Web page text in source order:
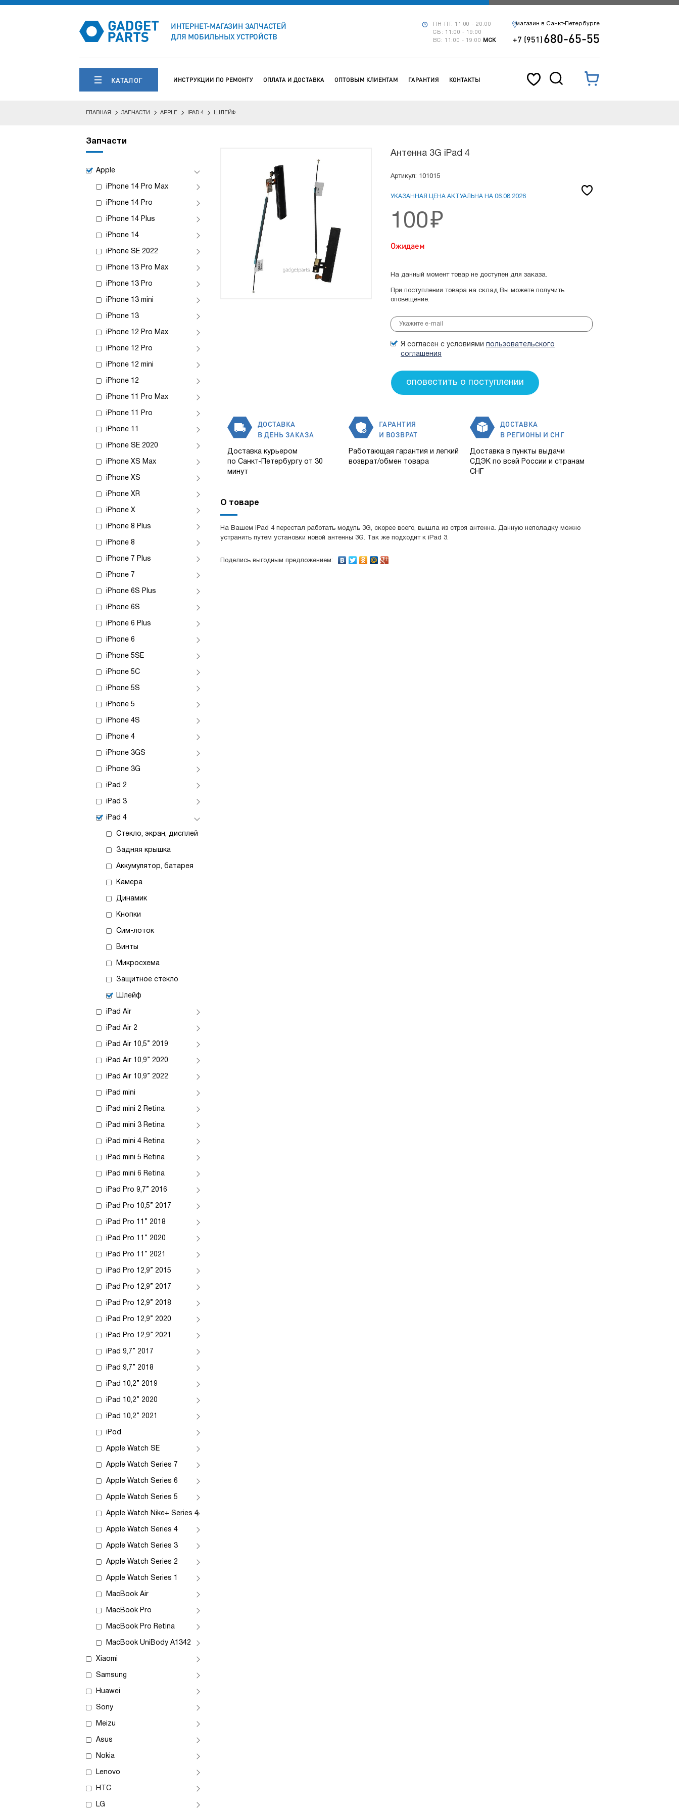
ИНТЕРНЕТ-МАГАЗИН ЗАПЧАСТЕЙ
ДЛЯ МОБИЛЬНЫХ УСТРОЙСТВ
ПН-ПТ: 11:00 - 20:00
СБ: 11:00 - 19:00
ВС: 11:00 - 19:00
МСК
магазин в Санкт-Петербурге
+7 (951)680-65-55
КАТАЛОГ ИНСТРУКЦИИ ПО РЕМОНТУ ОПЛАТА И ДОСТАВКА ОПТОВЫМ КЛИЕНТАМ ГАРАНТИЯ КОНТАКТЫ
ГЛАВНАЯ ЗАПЧАСТИ APPLE IPAD 4 ШЛЕЙФ
Запчасти
Apple
iPhone 14 Pro Max
iPhone 14 Pro
iPhone 14 Plus
iPhone 14
iPhone SE 2022
iPhone 13 Pro Max
iPhone 13 Pro
iPhone 13 mini
iPhone 13
iPhone 12 Pro Max
iPhone 12 Pro
iPhone 12 mini
iPhone 12
iPhone 11 Pro Max
iPhone 11 Pro
iPhone 11
iPhone SE 2020
iPhone XS Max
iPhone XS
iPhone XR
iPhone X
iPhone 8 Plus
iPhone 8
iPhone 7 Plus
iPhone 7
iPhone 6S Plus
iPhone 6S
iPhone 6 Plus
iPhone 6
iPhone 5SE
iPhone 5C
iPhone 5S
iPhone 5
iPhone 4S
iPhone 4
iPhone 3GS
iPhone 3G
iPad 2
iPad 3
iPad 4
Стекло, экран, дисплей
Задняя крышка
Аккумулятор, батарея
Камера
Динамик
Кнопки
Сим-лоток
Винты
Микросхема
Защитное стекло
Шлейф
iPad Air
iPad Air 2
iPad Air 10,5” 2019
iPad Air 10,9” 2020
iPad Air 10,9” 2022
iPad mini
iPad mini 2 Retina
iPad mini 3 Retina
iPad mini 4 Retina
iPad mini 5 Retina
iPad mini 6 Retina
iPad Pro 9,7” 2016
iPad Pro 10,5” 2017
iPad Pro 11” 2018
iPad Pro 11” 2020
iPad Pro 11” 2021
iPad Pro 12,9” 2015
iPad Pro 12,9” 2017
iPad Pro 12,9” 2018
iPad Pro 12,9” 2020
iPad Pro 12,9” 2021
iPad 9,7” 2017
iPad 9,7” 2018
iPad 10,2” 2019
iPad 10,2” 2020
iPad 10,2” 2021
iPod
Apple Watch SE
Apple Watch Series 7
Apple Watch Series 6
Apple Watch Series 5
Apple Watch Nike+ Series 4
Apple Watch Series 4
Apple Watch Series 3
Apple Watch Series 2
Apple Watch Series 1
MacBook Air
MacBook Pro
MacBook Pro Retina
MacBook UniBody A1342
Xiaomi
Samsung
Huawei
Sony
Meizu
Asus
Nokia
Lenovo
HTC
LG
Антенна 3G iPad 4
Артикул: 101015
УКАЗАННАЯ ЦЕНА АКТУАЛЬНА НА 06.08.2026
100₽
Ожидаем
На данный момент товар не доступен для заказа.
При поступлении товара на склад Вы можете получить
оповещение.
Я согласен с условиямипользовательского
соглашения
ДОСТАВКА
В ДЕНЬ ЗАКАЗА
Доставка курьером
по Санкт-Петербургу от 30
минут
ГАРАНТИЯ
И ВОЗВРАТ
Работающая гарантия и легкий
возврат/обмен товара
ДОСТАВКА
В РЕГИОНЫ И СНГ
Доставка в пункты выдачи
СДЭК по всей России и странам
СНГ
О товаре
На Вашем iPad 4 перестал работать модуль 3G, скорее всего, вышла из строя антенна. Данную неполадку можно
устранить путем установки новой антенны 3G. Так же подходит к iPad 3.
Поделись выгодным предложением: